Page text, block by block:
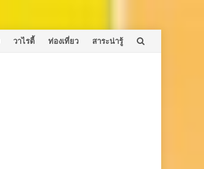
วาไรตี้ ท่องเที่ยว สาระน่ารู้